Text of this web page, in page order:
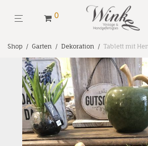
0
Shop / Garten / Dekoration / Tablett mit